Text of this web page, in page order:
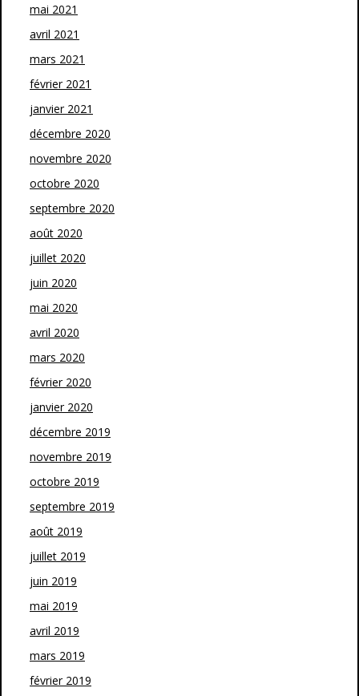
mai 2021
avril 2021
mars 2021
février 2021
janvier 2021
décembre 2020
novembre 2020
octobre 2020
septembre 2020
août 2020
juillet 2020
juin 2020
mai 2020
avril 2020
mars 2020
février 2020
janvier 2020
décembre 2019
novembre 2019
octobre 2019
septembre 2019
août 2019
juillet 2019
juin 2019
mai 2019
avril 2019
mars 2019
février 2019